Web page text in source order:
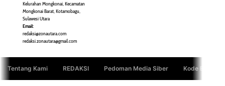
Kelurahan Mongkonai, Kecamatan
Mongkonai Barat, Kotamobagu,
Sulawesi Utara
Email:
redaksi@zonautara.com
redaksi.zonautara@gmail.com
Tentang Kami REDAKSI Pedoman Media Siber Kode Etik